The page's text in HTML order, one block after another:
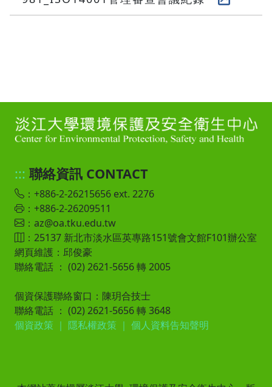
::: 聯絡資訊 CONTACT
：+886-2-26215656 ext. 2276
：+886-2-26209511
：az@oa.tku.edu.tw
：25137 新北市淡水區英專路151號會文館F101辦公室
網頁維護：邱俊豪
聯絡電話 ： (02) 2621-5656 轉 2005
個資保護聯絡窗口：陳玥合技士
聯絡電話 ： (02) 2621-5656 轉 3648
個資政策 ｜ 隱私權政策 ｜ 個人資料告知聲明